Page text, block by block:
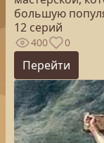
большую
12 серий
400 0
Перейти